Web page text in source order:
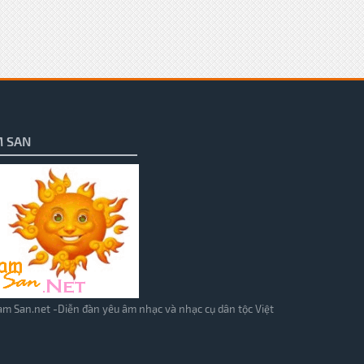
SAN
San.net -Diễn đàn yêu âm nhạc và nhạc cụ dân tộc Việt